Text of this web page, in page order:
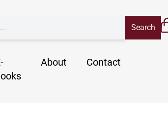
About Contact